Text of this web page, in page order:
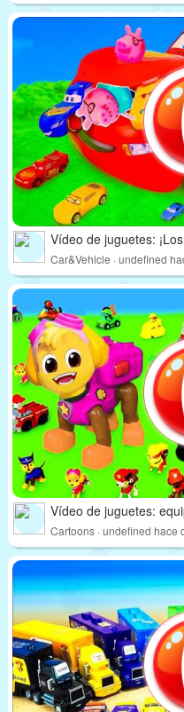
Vídeo de juguetes:
Car&Vehicle · undefined
Vídeo de juguetes:
Cartoons · undefined hace